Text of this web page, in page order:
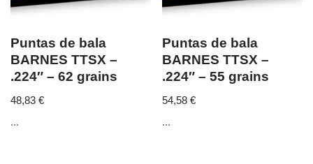
Puntas de bala
BARNES TTSX –
.224″ – 62 grains
48,83 €
...
Puntas de bala
BARNES TTSX –
.224″ – 55 grains
54,58€
...